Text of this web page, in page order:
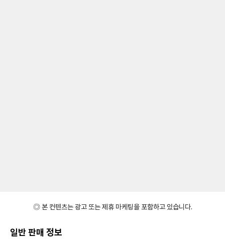
◎ 본 컨텐츠는 광고 또는 제휴 마케팅을 포함하고 있습니다.
일반 판매 정보